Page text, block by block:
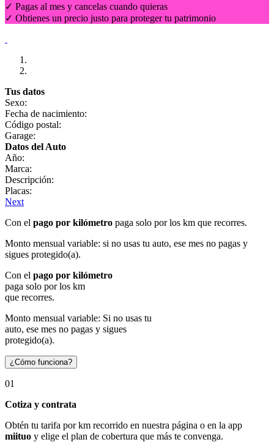
✓ Pagas al mes y cancelas cuando quieras
✓ Obtienes un precio justo para proteger tu patrimonio
Tus datos
Sexo:
Fecha de nacimiento:
Código postal:
Garage:
Datos del Auto
Año:
Marca:
Descripción:
Placas:
Next
Con el pago por kilómetro paga solo por los km que recorres.
Monto mensual variable: si no usas tu auto, ese mes no pagas y
sigues protegido(a).
Con el pago por kilómetro
paga solo por los km
que recorres.
Monto mensual variable: Si no usas tu
auto, ese mes no pagas y sigues
protegido(a).
¿Cómo funciona?
01
Cotiza y contrata
Obtén tu tarifa por km recorrido en nuestra página o en la app
miituo y elige el plan de cobertura que más te convenga.